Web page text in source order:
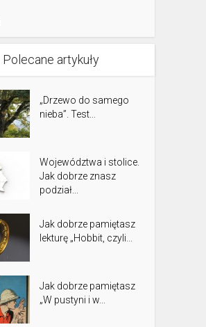
Polecane artykuły
„Drzewo do samego
nieba”. Test...
Województwa i stolice.
Jak dobrze znasz
podział...
Jak dobrze pamiętasz
lekturę „Hobbit, czyli...
Jak dobrze pamiętasz
„W pustyni i w...